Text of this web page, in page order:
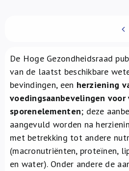
FR
De Hoge Gezondheidsraad
van de laatst beschikbare
bevindingen, een herziening
voedingsaanbevelingen
sporenelementen; deze
aangevuld worden na
met betrekking tot andere
(macronutriënten, proteïnen,
en water). Onder andere de